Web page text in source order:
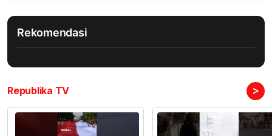
Rekomendasi
Republika TV >